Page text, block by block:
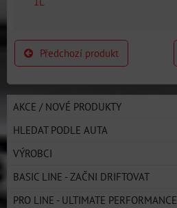
Předchozí produkt
AKCE / NOVÉ PRODUKTY
HLEDAT PODLE AUTA
VÝROBCI
BASIC LINE - ZAČNI DRIFTOVAT
PRO LINE - ULTIMATE PERFORMANCE